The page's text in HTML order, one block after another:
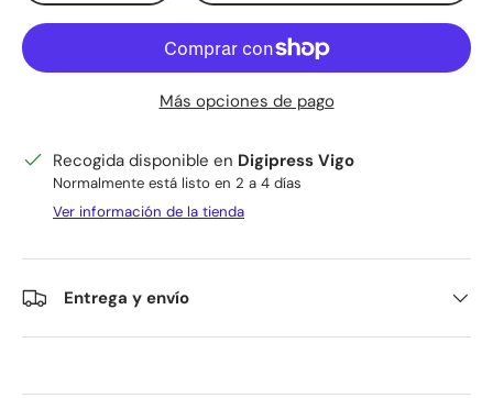
Más opciones de pago
Recogida disponible en Digipress Vigo
Normalmente está listo en 2 a 4 días
Ver información de la tienda
Entrega y envío